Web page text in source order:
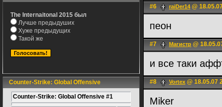
The Internaitonal 2015 был
Лучше предыдуших
Хуже предыдущих
Такой же
Counter-Strike: Global Offensive
Counter-Strike: Global Offensive #1
#6 raiDer14 @
пеон
#7 Магистр @
и все таки
#8 Vortex @ 18.05.07
Miker